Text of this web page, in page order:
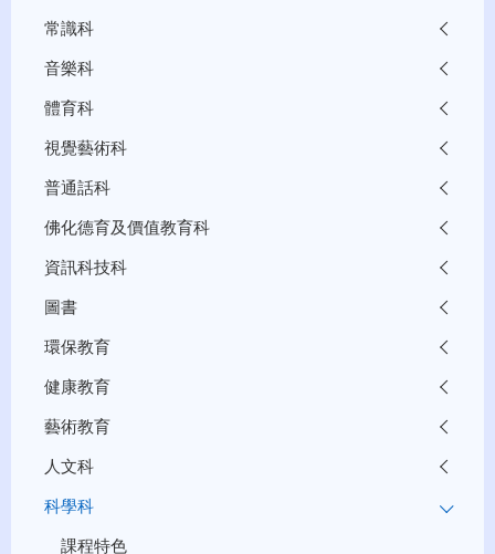
常識科
音樂科
體育科
視覺藝術科
普通話科
佛化德育及價值教育科
資訊科技科
圖書
環保教育
健康教育
藝術教育
人文科
科學科
課程特色